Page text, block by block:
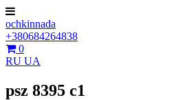
ochkinnada
+380684264838
0
RU UA
psz 8395 c1